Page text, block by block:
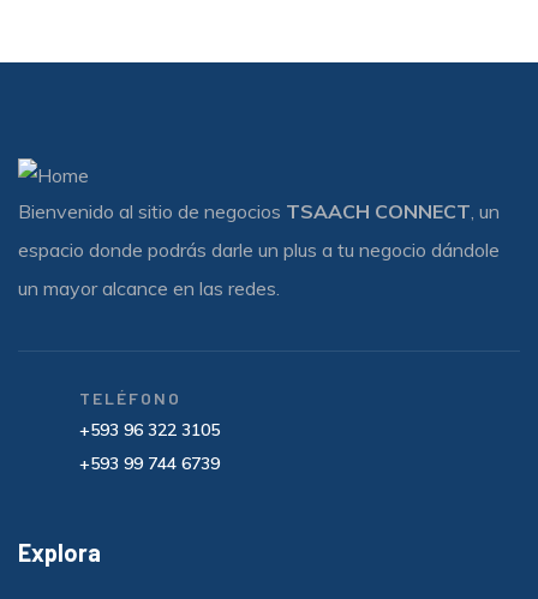
Bienvenido al sitio de negocios TSAACH CONNECT, un
espacio donde podrás darle un plus a tu negocio dándole
un mayor alcance en las redes.
TELÉFONO
+593 96 322 3105
+593 99 744 6739
Explora